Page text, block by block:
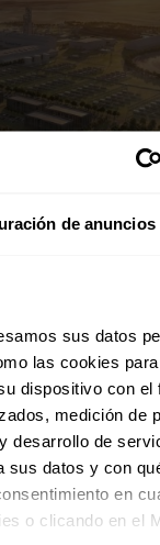
de anuncios
sus datos
las cookies para
dispositivo con el
medición de
desarrollo de
sus datos y con
en
o clicando en el
150
acero